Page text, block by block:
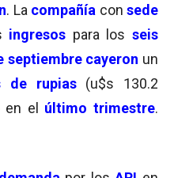
. La compañía con sede
ingresos para los seis
septiembre cayeron un
de rupias(u$s 130.2
en el último trimestre.